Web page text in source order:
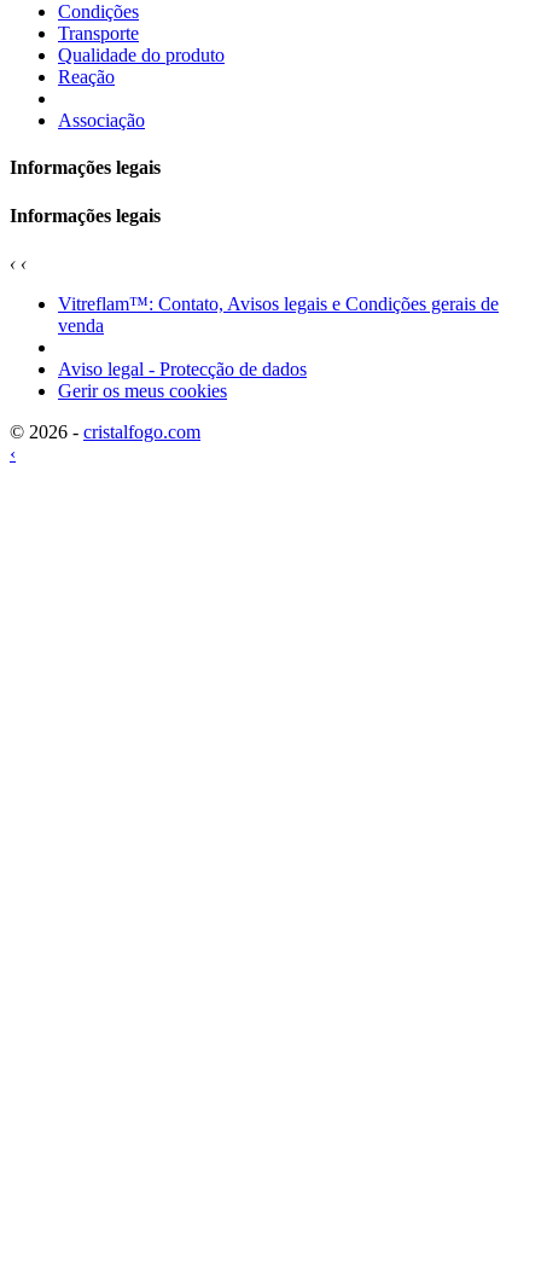
Condições
Transporte
Qualidade do produto
Reação
Associação
Informações legais
Informações legais
‹ ‹
Vitreflam™: Contato, Avisos legais e Condições gerais de
venda
Aviso legal - Protecção de dados
Gerir os meus cookies
© 2026 - cristalfogo.com
‹